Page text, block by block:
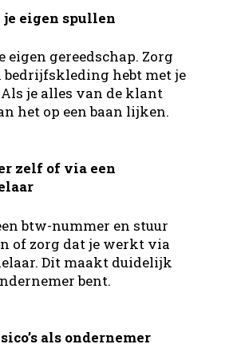
je eigen spullen
eigen gereedschap. Zorg
bedrijfskleding hebt met je
je alles van de klant
het op een baan lijken.
zelf of via een
btw-nummer en stuur
of zorg dat je werkt via
Dit maakt duidelijk
bent.
als ondernemer